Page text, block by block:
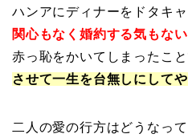
ハンアにディナーをドタキャ
関心もなく婚約する気もない
赤っ恥をかいてしまったこ
させて一生を台無し にして
二人の愛の行方はどうなっ